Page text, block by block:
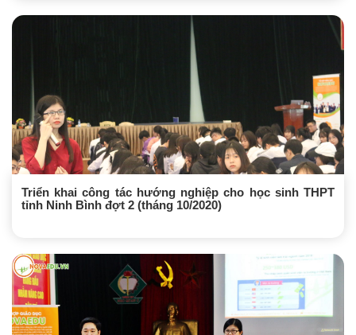
Triển khai công tác hướng nghiệp cho học sinh THPT
tỉnh Ninh Bình đợt 2 (tháng 10/2020)